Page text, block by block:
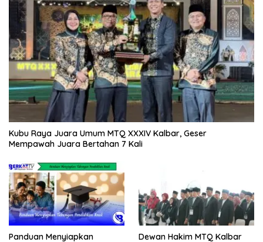
Kubu Raya Juara Umum MTQ XXXIV Kalbar, Geser
Mempawah Juara Bertahan 7 Kali
Panduan Menyiapkan
Dewan Hakim MTQ Kalbar